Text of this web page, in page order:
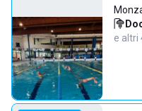
e altri